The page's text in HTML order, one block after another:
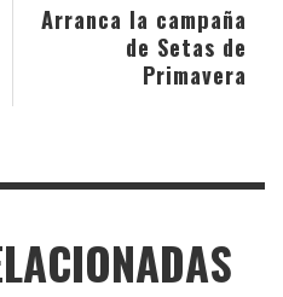
Arranca la campaña
de Setas de
Primavera